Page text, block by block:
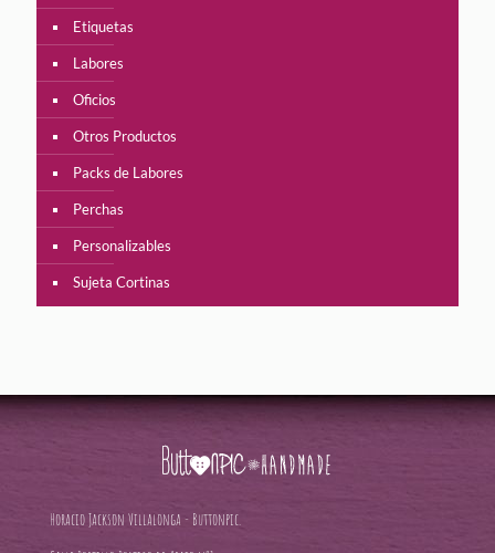
Etiquetas
Labores
Oficios
Otros Productos
Packs de Labores
Perchas
Personalizables
Sujeta Cortinas
Horacio Jackson Villalonga - Buttonpic.